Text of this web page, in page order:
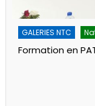
GALERIES NTC
Formation en